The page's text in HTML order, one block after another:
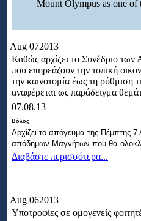
Mount Olympus as one of
Aug 072013
Καθώς αρχίζει το Συνέδριο
που επηρεάζουν την τοπική
την καινοτομία έως τη
αναφέρεται ως παράδειγμα
07.08.13
Βόλος
Αρχίζει το απόγευμα της Πέμπτης
απόδημων Μαγνήτων που θα
Διαβάστε περισσότερα...
Aug 062013
Υποτροφίες σε ομογενείς